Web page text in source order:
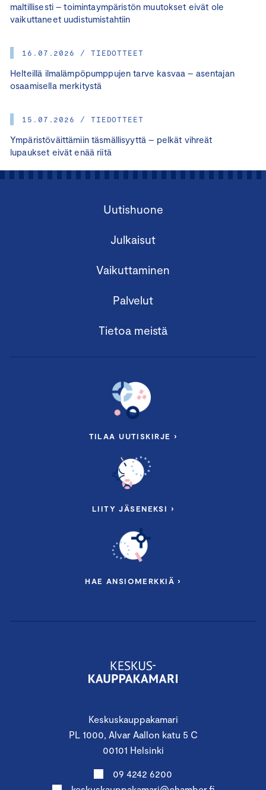
maltillisesti – toimintaympäristön muutokset eivät ole
vaikuttaneet uudistumistahtiin
16.07.2026 / TIEDOTTEET
Helteillä ilmalämpöpumppujen tarve kasvaa – asentajan
osaamisella merkitystä
15.07.2026 / TIEDOTTEET
Ympäristöväittämiin täsmällisyyttä – pelkät vihreät
lupaukset eivät enää riitä
Keskuskauppakamari
PL 1000, Alvar Aallon katu 5 C
00101 Helsinki
09 4242 6200
Uutishuone
Julkaisut
Vaikuttaminen
Palvelut
Tietoa meistä
TILAA UUTISKIRJE ›
LIITY JÄSENEKSI ›
HAE ANSIOMERKKIÄ ›